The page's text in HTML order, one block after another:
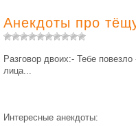
Анекдоты про
Разговор двоих:- Тебе
лица...
Интересные анекдоты: